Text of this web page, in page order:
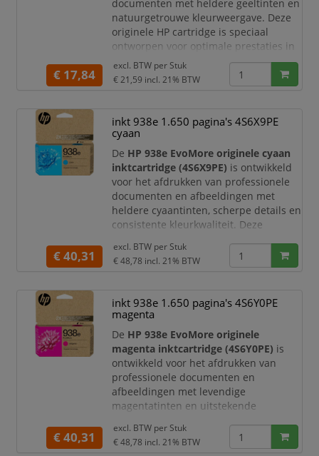
documenten met heldere geeltinten en
natuurgetrouwe kleurweergave. Deze
originele HP cartridge is speciaal
ontworpen voor optimale prestaties in
compatibele HP OfficeJet Pro printers.
Dankzij de EvoMore-technologie print u
meer pagina's per cartridge en
impact, terwijl u verzekerd bent van de
vertrouwde k
€ 17,84
excl. BTW per Stuk
€ 21,59 incl. 21% BTW
inkt 938e 1.650 pagina's 4S6X9PE
cyaan
De HP 938e EvoMore originele cyaan
inktcartridge (4S6X9PE) is ontwikkeld
voor het afdrukken van professionele
documenten en afbeeldingen met
heldere cyaantinten, scherpe details en
consistente kleurkwaliteit. Deze
ontworpen voor optimale prestaties in
compatibele HP OfficeJet Pro printers.
meer pagina's per cartridge dan met
de standaard HP 938 cartridge en
profiteert u van
€ 40,31
excl. BTW per Stuk
€ 48,78 incl. 21% BTW
inkt 938e 1.650 pagina's 4S6Y0PE
magenta
De HP 938e EvoMore originele
magenta inktcartridge (4S6Y0PE) is
ontwikkeld voor het afdrukken van
professionele documenten en
afbeeldingen met levendige
magentatinten en uitstekende
cartridge is speciaal ontworpen voor
optimale prestaties in compatibele HP
€ 40,31
excl. BTW per Stuk
€ 48,78 incl. 21% BTW